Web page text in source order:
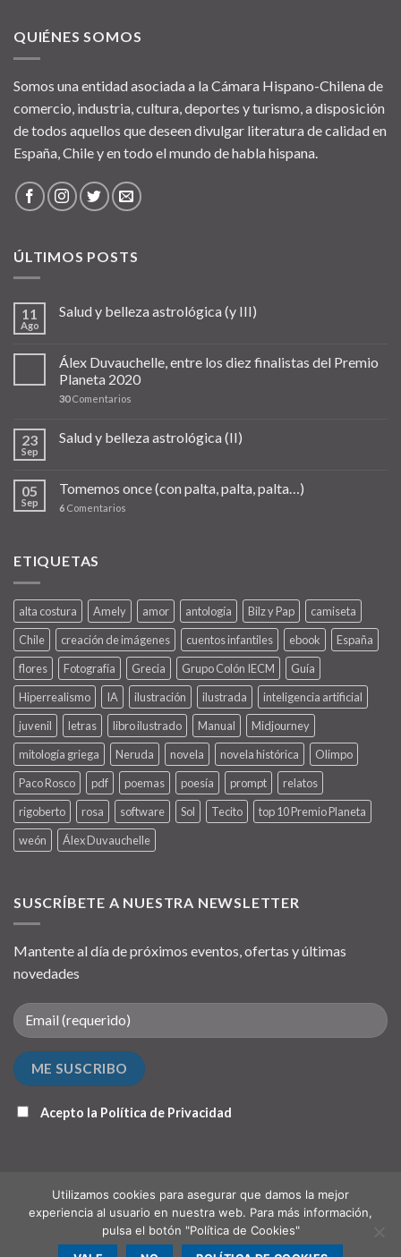
QUIÉNES SOMOS
Somos una entidad asociada a la Cámara Hispano-Chilena de
comercio, industria, cultura, deportes y turismo, a disposición
de todos aquellos que deseen divulgar literatura de calidad en
España, Chile y en todo el mundo de habla hispana.
ÚLTIMOS POSTS
11
Ago
Salud y belleza astrológica (y III)
Álex Duvauchelle, entre los diez finalistas del Premio
Planeta 2020
30Comentarios
23
Sep
Salud y belleza astrológica (II)
05
Sep
Tomemos once (con palta, palta, palta…)
6 Comentarios
ETIQUETAS
alta costura Amely amor antología Bilz y Pap
camiseta
Chile
creación de imágenes cuentos infantiles ebook
España
flores
Fotografía Grecia Grupo Colón IECM
Guía
Hiperrealismo
IA ilustración ilustrada
inteligencia artificial
juvenil
letras libro ilustrado Manual
Midjourney
mitología griega
Neruda novela novela histórica
Olimpo
Paco Rosco
pdf poemas poesía prompt
relatos
rigoberto
rosa software Sol Tecito
top 10 Premio Planeta
weón
Álex Duvauchelle
SUSCRÍBETE A NUESTRA NEWSLETTER
Mantente al día de próximos eventos, ofertas y últimas
novedades
Acepto la Política de Privacidad
QUIÉNES SOMOS
Utilizamos cookies para asegurar que damos la mejor
experiencia al usuario en nuestra web. Para más información,
pulsa el botón "Política de Cookies"